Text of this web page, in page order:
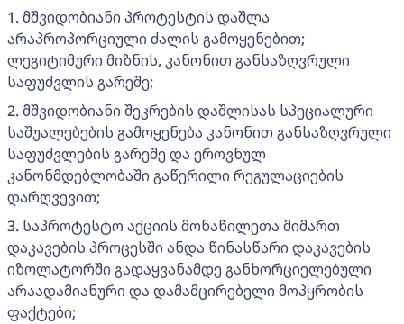
1. მშვიდობიანი პროტესტის დაშლა
არაპროპორციული ძალის გამოყენებით;
ლეგიტიმური მიზნის, კანონით განსაზღვრული
საფუძვლის გარეშე;
2. მშვიდობიანი შეკრების დაშლისას სპეციალური
საშუალებების გამოყენება კანონით განსაზღვრული
საფუძვლების გარეშე და ეროვნულ
კანონმდებლობაში გაწერილი რეგულაციების
დარღვევით;
3. საპროტესტო აქციის მონაწილეთა მიმართ
დაკავების პროცესში ანდა წინასწარი დაკავების
იზოლატორში გადაყვანამდე განხორციელებული
არაადამიანური და დამამცირებელი მოპყრობის
ფაქტები;